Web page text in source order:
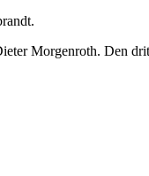
Morgenroth. Den